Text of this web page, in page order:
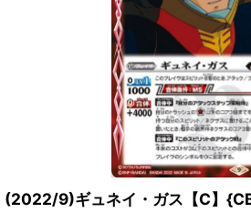
(2022/9)ギュネイ・ガス【C】